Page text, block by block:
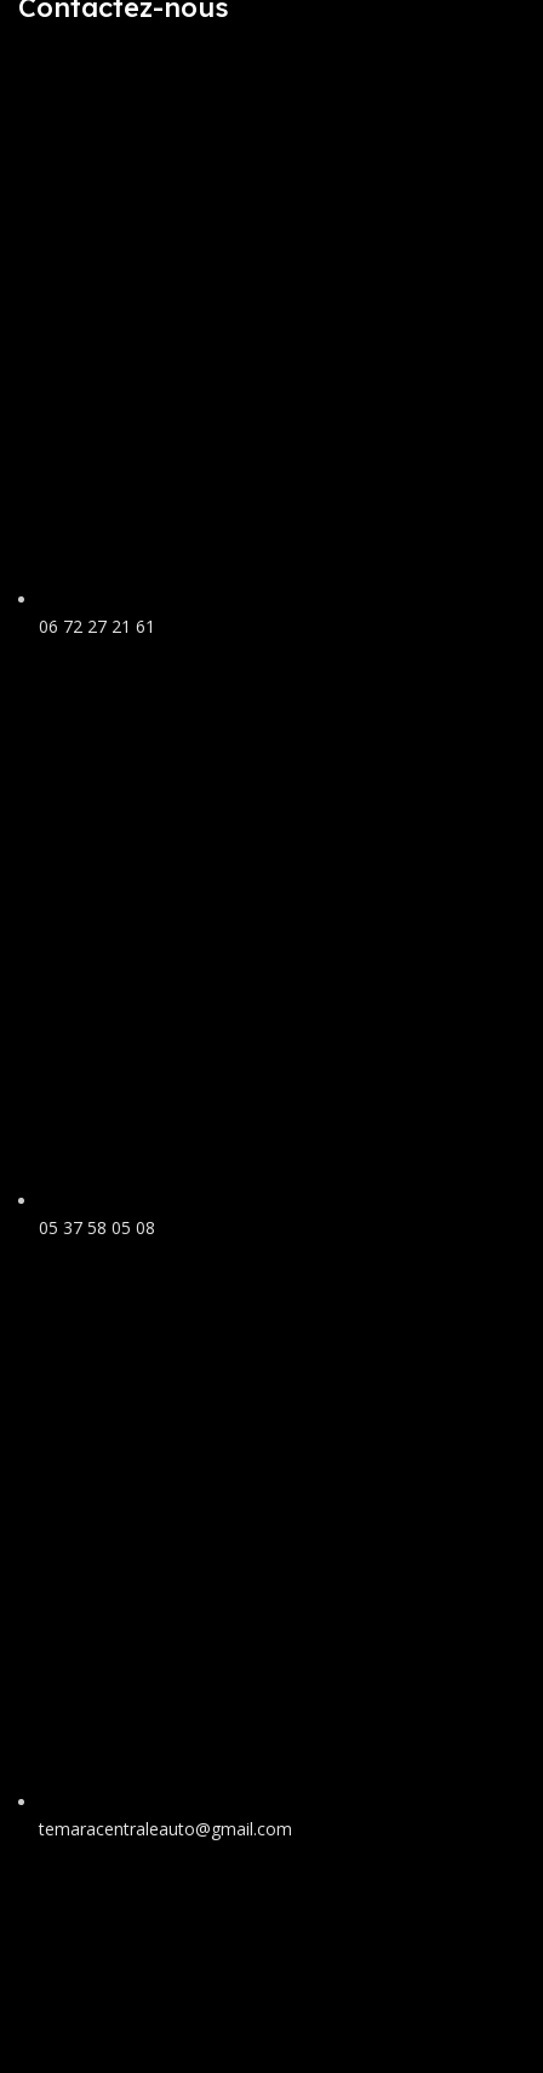
Contactez-nous
06 72 27 21 61
05 37 58 05 08
temaracentraleauto@gmail.com